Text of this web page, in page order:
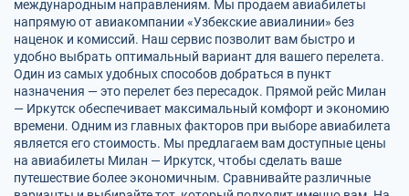
международным направлениям. Мы продаем авиабилеты
напрямую от авиакомпании «Узбекские авиалинии» без
наценок и комиссий. Наш сервис позволит вам быстро и
удобно выбрать оптимальный вариант для вашего перелета.
Один из самых удобных способов добраться в пункт
назначения — это перелет без пересадок. Прямой рейс Милан
— Иркутск обеспечивает максимальный комфорт и экономию
времени. Одним из главных факторов при выборе авиабилета
является его стоимость. Мы предлагаем вам доступные цены
на авиабилеты Милан — Иркутск, чтобы сделать ваше
путешествие более экономичным. Сравнивайте различные